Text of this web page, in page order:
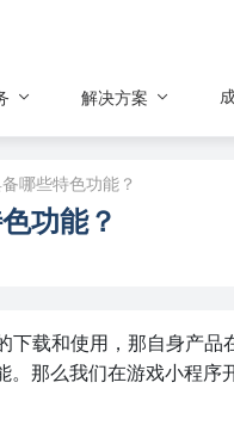
解决方案
哪些特色功能？
功能？
下载和使用，那自身产
那么我们在游戏小程序